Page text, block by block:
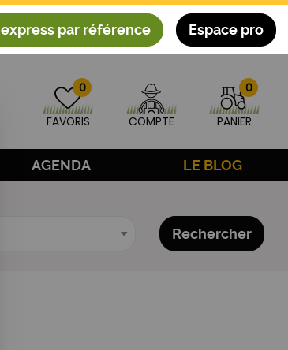
par référence Espace pro
0
FAVORIS COMPTE
0
PANIER
AGENDA LE BLOG
Rechercher